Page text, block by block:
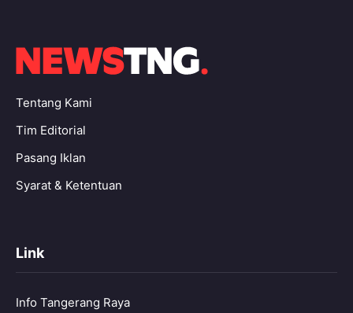
Tentang Kami
Tim Editorial
Pasang Iklan
Syarat & Ketentuan
Link
Info Tangerang Raya